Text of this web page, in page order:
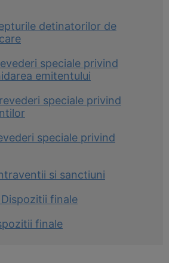
detinatorilor de
speciale privind
emitentului
speciale privind
speciale privind
si sanctiuni
finale
finale